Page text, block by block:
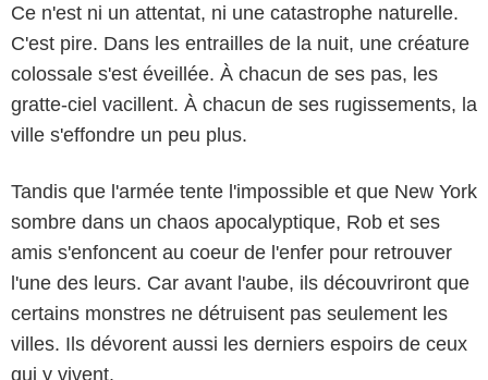
Ce n'est ni un attentat, ni une catastrophe naturelle.
C'est pire. Dans les entrailles de la nuit, une créature
colossale s'est éveillée. À chacun de ses pas, les
gratte-ciel vacillent. À chacun de ses rugissements, la
ville s'effondre un peu plus.
Tandis que l'armée tente l'impossible et que New York
sombre dans un chaos apocalyptique, Rob et ses
amis s'enfoncent au coeur de l'enfer pour retrouver
l'une des leurs. Car avant l'aube, ils découvriront que
certains monstres ne détruisent pas seulement les
villes. Ils dévorent aussi les derniers espoirs de ceux
qui y vivent.